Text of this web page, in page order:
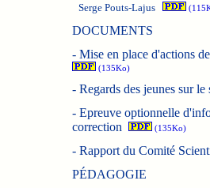
Serge Pouts-Lajus
DOCUMENTS
- Mise en place d'actions
(135Ko)
- Regards des jeunes sur le
- Epreuve optionnelle
correction
(135Ko)
- Rapport du Comité
PÉDAGOGIE